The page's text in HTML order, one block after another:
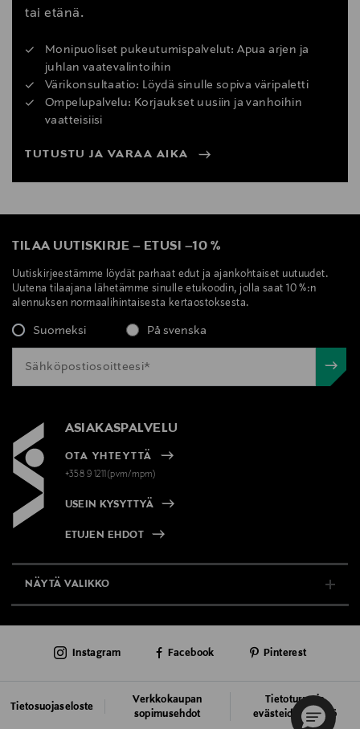
tai etänä.
Monipuoliset pukeutumispalvelut: Apua arjen ja
juhlan vaatevalintoihin
Värikonsultaatio: Löydä sinulle sopiva väripaletti
Ompelupalvelu: Korjaukset uusiin ja vanhoihin
vaatteisiisi
TUTUSTU JA VARAA AIKA
TILAA UUTISKIRJE – ETUSI –10 %
Uutiskirjeestämme löydät parhaat edut ja ajankohtaiset uutuudet.
Uutena tilaajana lähetämme sinulle etukoodin, jolla saat 10 %:n
alennuksen normaalihintaisesta kertaostoksesta.
Suomeksi På svenska
ASIAKASPALVELU
OTA YHTEYTTÄ
+358 9 1211(pvm/mpm)
USEIN KYSYTTYÄ
ETUJEN EHDOT
NÄYTÄ VALIKKO
AJANKOHTAISTA
Tietosuojaseloste
Verkkokaupan
sopimusehdot
Tietoturva ja
evästeiden käyttö
Instagram Facebook Pinterest